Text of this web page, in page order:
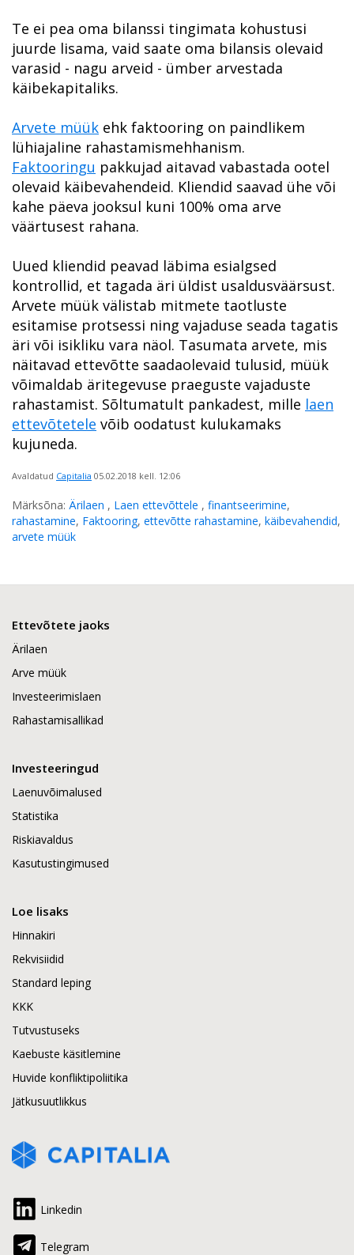
Te ei pea oma bilanssi tingimata kohustusi
juurde lisama, vaid saate oma bilansis olevaid
varasid - nagu arveid - ümber arvestada
käibekapitaliks.
Arvete müük ehk faktooring on paindlikem
lühiajaline rahastamismehhanism.
Faktooringu pakkujad aitavad vabastada ootel
olevaid käibevahendeid. Kliendid saavad ühe või
kahe päeva jooksul kuni 100% oma arve
väärtusest rahana.
Uued kliendid peavad läbima esialgsed
kontrollid, et tagada äri üldist usaldusväärsust.
Arvete müük välistab mitmete taotluste
esitamise protsessi ning vajaduse seada tagatis
äri või isikliku vara näol. Tasumata arvete, mis
näitavad ettevõtte saadaolevaid tulusid, müük
võimaldab äritegevuse praeguste vajaduste
rahastamist. Sõltumatult pankadest, mille laen
ettevõtetele võib oodatust kulukamaks
kujuneda.
Avaldatud Capitalia 05.02.2018 kell. 12:06
Märksõna: Ärilaen , Laen ettevõttele , finantseerimine,
rahastamine, Faktooring, ettevõtte rahastamine, käibevahendid,
arvete müük
Ettevõtete jaoks
Ärilaen
Arve müük
Investeerimislaen
Rahastamisallikad
Investeeringud
Laenuvõimalused
Statistika
Riskiavaldus
Kasutustingimused
Loe lisaks
Hinnakiri
Rekvisiidid
Standard leping
KKK
Tutvustuseks
Kaebuste käsitlemine
Huvide konfliktipoliitika
Jätkusuutlikkus
Linkedin
Telegram